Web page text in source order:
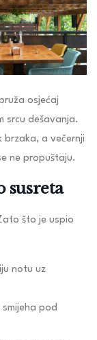
osjećaj
srcu dešavanja.
brzaka, a večernji
ne propuštaju.
susreta
što je uspio
notu uz
pod